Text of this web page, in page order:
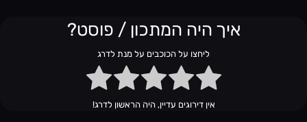
איך היה המתכון / פוסט?
ליחצו על הכוכבים על מנת לדרג
אין דירוגים עדיין, היה הראשון לדרג!